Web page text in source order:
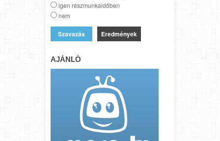
igen részmunkaidőben
nem
Eredmények
AJÁNLÓ